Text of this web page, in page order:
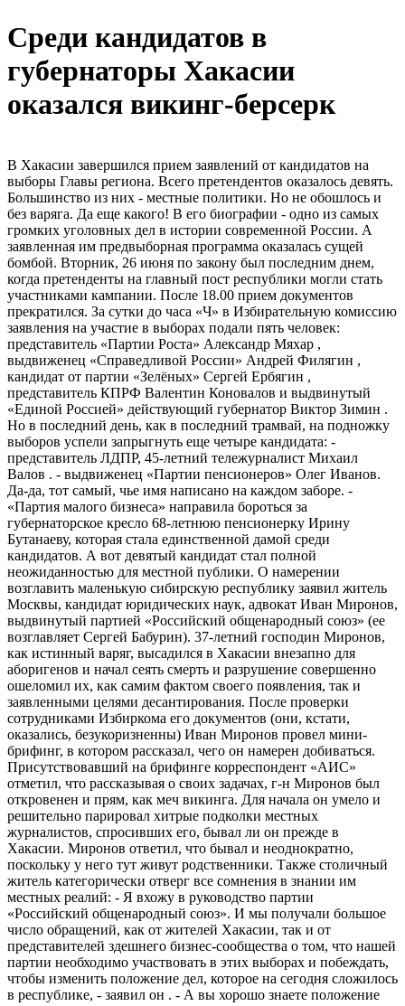
Среди кандидатов в
губернаторы Хакасии
оказался викинг-берсерк
В Хакасии завершился прием заявлений от кандидатов на
выборы Главы региона. Всего претендентов оказалось девять.
Большинство из них - местные политики. Но не обошлось и
без варяга. Да еще какого! В его биографии - одно из самых
громких уголовных дел в истории современной России. А
заявленная им предвыборная программа оказалась сущей
бомбой. Вторник, 26 июня по закону был последним днем,
когда претенденты на главный пост республики могли стать
участниками кампании. После 18.00 прием документов
прекратился. За сутки до часа «Ч» в Избирательную комиссию
заявления на участие в выборах подали пять человек:
представитель «Партии Роста» Александр Мяхар ,
выдвиженец «Справедливой России» Андрей Филягин ,
кандидат от партии «Зелёных» Сергей Ербягин ,
представитель КПРФ Валентин Коновалов и выдвинутый
«Единой Россией» действующий губернатор Виктор Зимин .
Но в последний день, как в последний трамвай, на подножку
выборов успели запрыгнуть еще четыре кандидата: -
представитель ЛДПР, 45-летний тележурналист Михаил
Валов . - выдвиженец «Партии пенсионеров» Олег Иванов.
Да-да, тот самый, чье имя написано на каждом заборе. -
«Партия малого бизнеса» направила бороться за
губернаторское кресло 68-летнюю пенсионерку Ирину
Бутанаеву, которая стала единственной дамой среди
кандидатов. А вот девятый кандидат стал полной
неожиданностью для местной публики. О намерении
возглавить маленькую сибирскую республику заявил житель
Москвы, кандидат юридических наук, адвокат Иван Миронов,
выдвинутый партией «Российский общенародный союз» (ее
возглавляет Сергей Бабурин). 37-летний господин Миронов,
как истинный варяг, высадился в Хакасии внезапно для
аборигенов и начал сеять смерть и разрушение совершенно
ошеломил их, как самим фактом своего появления, так и
заявленными целями десантирования. После проверки
сотрудниками Избиркома его документов (они, кстати,
оказались, безукоризненны) Иван Миронов провел мини-
брифинг, в котором рассказал, чего он намерен добиваться.
Присутствовавший на брифинге корреспондент «АИС»
отметил, что рассказывая о своих задачах, г-н Миронов был
откровенен и прям, как меч викинга. Для начала он умело и
решительно парировал хитрые подколки местных
журналистов, спросивших его, бывал ли он прежде в
Хакасии. Миронов ответил, что бывал и неоднократно,
поскольку у него тут живут родственники. Также столичный
житель категорически отверг все сомнения в знании им
местных реалий: - Я вхожу в руководство партии
«Российский общенародный союз». И мы получали большое
число обращений, как от жителей Хакасии, так и от
представителей здешнего бизнес-сообщества о том, что нашей
партии необходимо участвовать в этих выборах и побеждать,
чтобы изменить положение дел, которое на сегодня сложилось
в республике, - заявил он . - А вы хорошо знаете положение